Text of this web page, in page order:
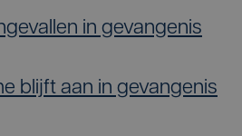
in gevangenis
blijft aan in gevangenis